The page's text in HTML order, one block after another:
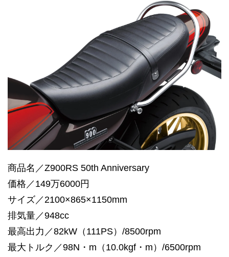
商品名／Z900RS 50th Anniversary
価格／149万6000円
サイズ／2100×865×1150mm
排気量／948cc
最高出力／82kW（111PS）/8500rpm
最大トルク／98N・m（10.0kgf・m）/6500rpm